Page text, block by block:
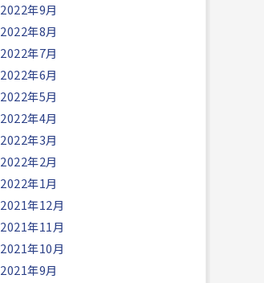
2022年9月
2022年8月
2022年7月
2022年6月
2022年5月
2022年4月
2022年3月
2022年2月
2022年1月
2021年12月
2021年11月
2021年10月
2021年9月